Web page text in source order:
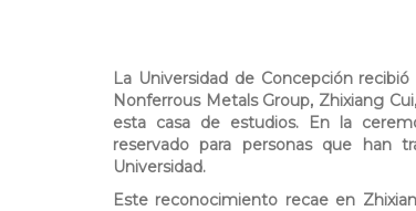
La Universidad de Concepción
Nonferrous Metals Group, Zhixiang
esta casa de estudios. En la
reservado para personas que han
Universidad.
Este reconocimiento recae en